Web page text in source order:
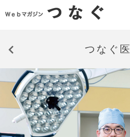
つなぐ